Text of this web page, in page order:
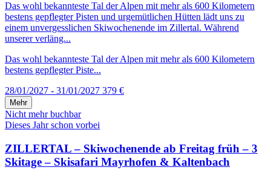
Das wohl bekannteste Tal der Alpen mit mehr als 600 Kilometern
bestens gepflegter Pisten und urgemütlichen Hütten lädt uns zu
einem unvergesslichen Skiwochenende im Zillertal. Während
unserer verläng...
Das wohl bekannteste Tal der Alpen mit mehr als 600 Kilometern
bestens gepflegter Piste...
28/01/2027 - 31/01/2027 379 €
Mehr
Nicht mehr buchbar
Dieses Jahr schon vorbei
ZILLERTAL – Skiwochenende ab Freitag früh – 3
Skitage – Skisafari Mayrhofen & Kaltenbach